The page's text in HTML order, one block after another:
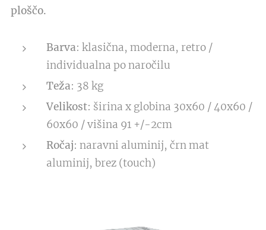
ploščo.
Barva: klasična, moderna, retro /
individualna po naročilu
Teža: 38 kg
Velikost: širina x globina 30x60 / 40x60 /
60x60 / višina 91 +/-2cm
Ročaj: naravni aluminij, črn mat
aluminij, brez (touch)